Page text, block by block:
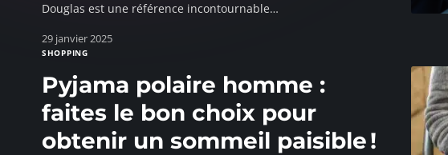
Douglas est une référence incontournable…
29 janvier 2025
SHOPPING
Pyjama polaire homme :
faites le bon choix pour
obtenir un sommeil paisible !